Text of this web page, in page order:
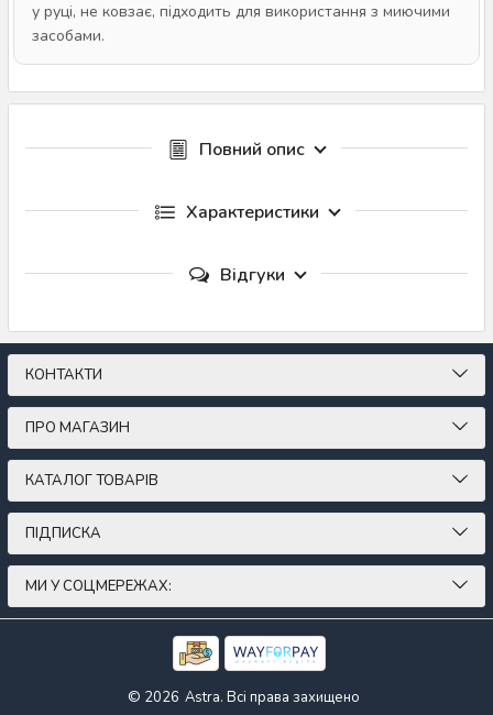
у руці, не ковзає, підходить для використання з миючими
засобами.
Повний опис
Характеристики
Відгуки
КОНТАКТИ
ПРО МАГАЗИН
КАТАЛОГ ТОВАРІВ
ПІДПИСКА
МИ У СОЦМЕРЕЖАХ:
© 2026 Astra. Всі права захищено